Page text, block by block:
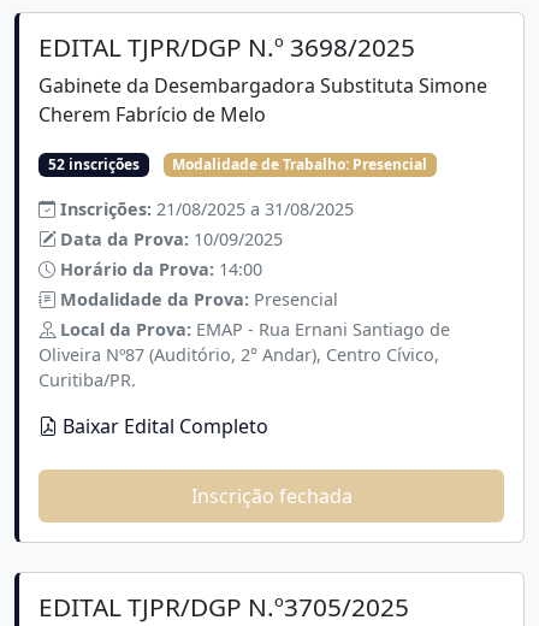
EDITAL TJPR/DGP N.º 3698/2025
Gabinete da Desembargadora Substituta Simone
Cherem Fabrício de Melo
52 inscrições Modalidade de Trabalho: Presencial
Inscrições: 21/08/2025 a 31/08/2025
Data da Prova: 10/09/2025
Horário da Prova: 14:00
Modalidade da Prova: Presencial
Local da Prova: EMAP - Rua Ernani Santiago de
Oliveira Nº87 (Auditório, 2° Andar), Centro Cívico,
Curitiba/PR.
Baixar Edital Completo
Inscrição fechada
EDITAL TJPR/DGP N.º3705/2025